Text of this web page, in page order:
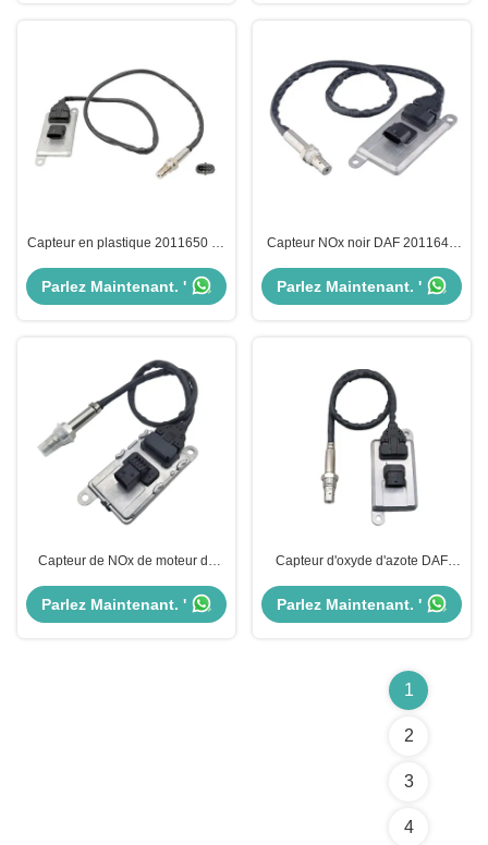
Capteur en plastique 2011650 de
1793380 5WK96626B
Parlez Maintenant. '
Capteur NOx noir DAF 2011648
1997 à 2010
Parlez Maintenant. '
Capteur de NOx de moteur de
pour la DAF 2006245
Parlez Maintenant. '
Capteur d'oxyde d'azote DAF
2894940 norme OE
Parlez Maintenant. '
1
2
3
4